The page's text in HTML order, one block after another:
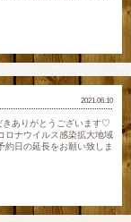
2021.06.10
きありがとうございます♡
ロナウイルス感染拡大地域
約日の延長をお願い致しま